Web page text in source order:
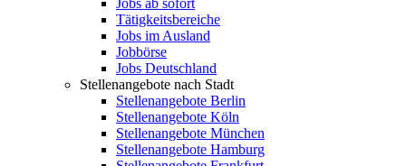
Jobs ab sofort
Tätigkeitsbereiche
Jobs im Ausland
Jobbörse
Jobs Deutschland
Stellenangebote nach Stadt
Stellenangebote Berlin
Stellenangebote Köln
Stellenangebote München
Stellenangebote Hamburg